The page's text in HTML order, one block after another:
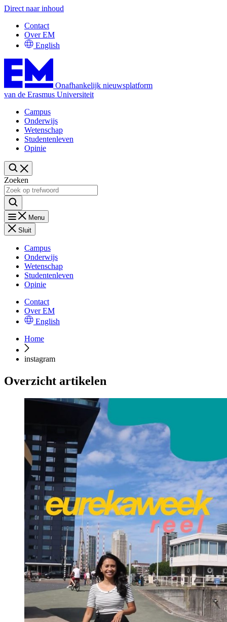
Direct naar inhoud
Contact
Over EM
English
Onafhankelijk nieuwsplatform
van de Erasmus Universiteit
Campus
Onderwijs
Wetenschap
Studentenleven
Opinie
Zoeken
Menu
Sluit
Campus
Onderwijs
Wetenschap
Studentenleven
Opinie
Contact
Over EM
English
Home
instagram
Overzicht artikelen